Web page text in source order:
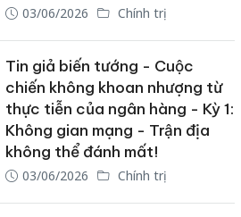
03/06/2026 Chính trị
Tin giả biến tướng - Cuộc
chiến không khoan nhượng từ
thực tiễn của ngân hàng - Kỳ 1:
Không gian mạng - Trận địa
không thể đánh mất!
03/06/2026 Chính trị